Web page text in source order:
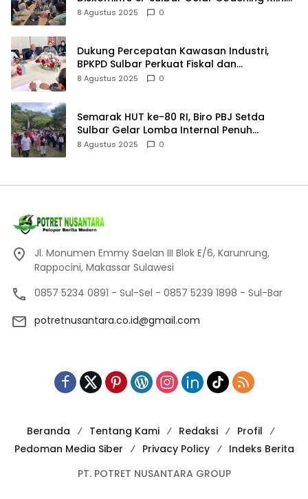
PPID
8 Agustus 2025 0
Dukung Percepatan Kawasan Industri,
BPKPD Sulbar Perkuat Fiskal dan
Perencanaan Pendapatan
8 Agustus 2025 0
Semarak HUT ke-80 RI, Biro PBJ Setda
Sulbar Gelar Lomba Internal Penuh
Kebersamaan
8 Agustus 2025 0
Jl. Monumen Emmy Saelan III Blok E/6, Karunrung,
Rappocini, Makassar Sulawesi
0857 5234 0891 - Sul-Sel - 0857 5239 1898 - Sul-Bar
potretnusantara.co.id@gmail.com
Beranda Tentang Kami Redaksi
Profil
Pedoman Media Siber
Privacy Policy
Indeks Berita
PT. POTRET NUSANTARA GROUP